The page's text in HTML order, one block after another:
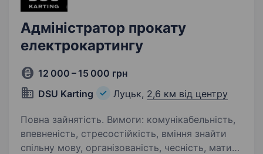
Адміністратор прокату
електрокартингу
12 000 – 15 000 грн
DSU Karting
Луцьк, 2,6 км від центру
Повна зайнятість. Вимоги: комунікабельність,
впевненість, стресостійкість, вміння знайти
спільну мову, організованість, чесність, мати